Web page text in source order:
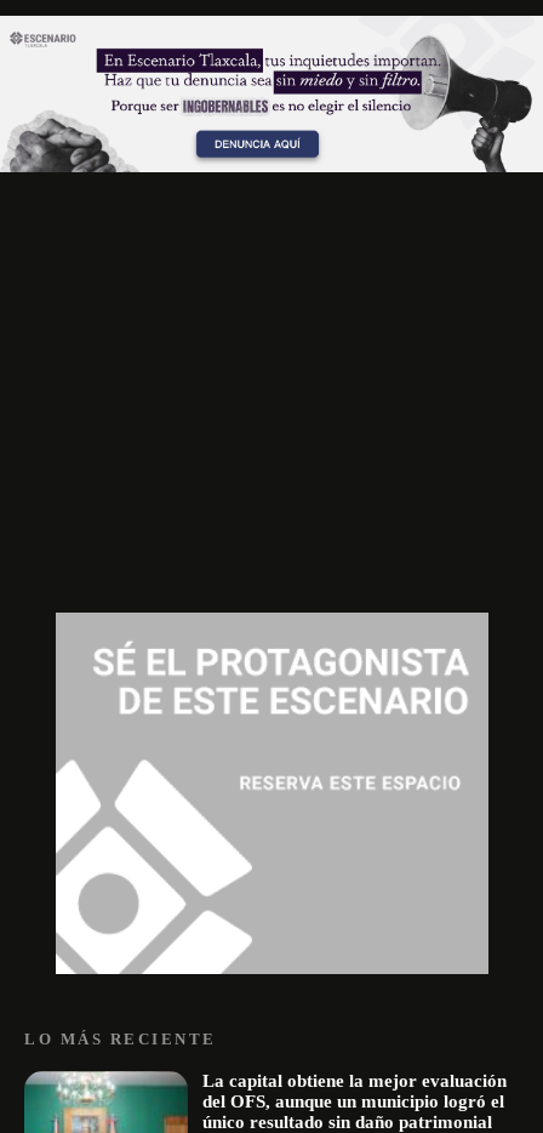
LO MÁS RECIENTE
La capital obtiene la mejor evaluación
del OFS, aunque un municipio logró el
único resultado sin daño patrimonial